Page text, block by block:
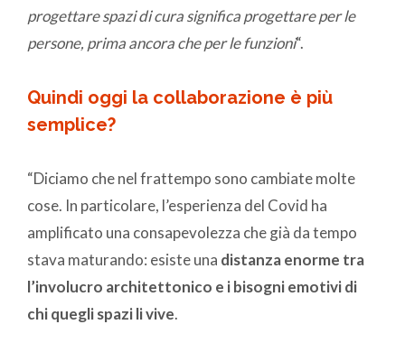
progettare spazi di cura significa progettare per le
persone, prima ancora che per le funzioni“.
Quindi oggi la collaborazione è più
semplice?
“Diciamo che nel frattempo sono cambiate molte
cose. In particolare, l’esperienza del Covid ha
amplificato una consapevolezza che già da tempo
stava maturando: esiste una distanza enorme tra
l’involucro architettonico e i bisogni emotivi di
chi quegli spazi li vive.